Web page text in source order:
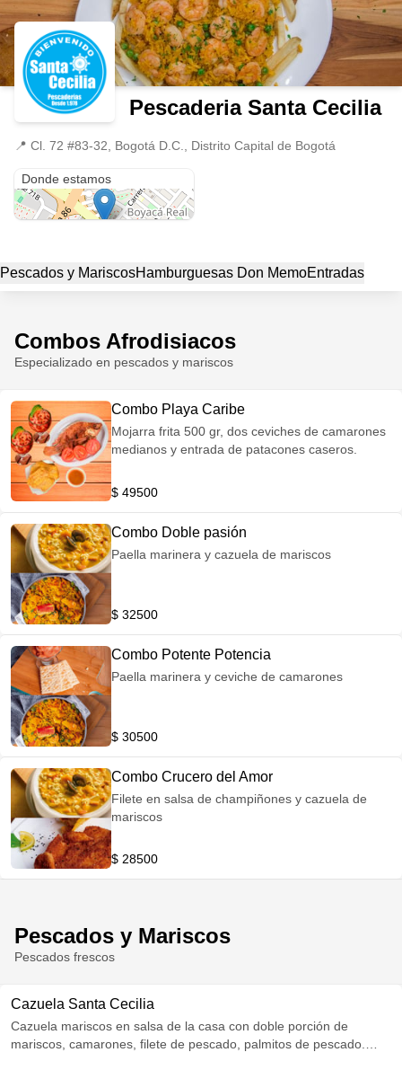
Pescaderia Santa Cecilia
📍 Cl. 72 #83-32, Bogotá D.C., Distrito Capital de Bogotá
Donde estamos
Pescados y MariscosHamburguesas Don MemoEntradas
Combos Afrodisiacos
Especializado en pescados y mariscos
Combo Playa Caribe
Mojarra frita 500 gr, dos ceviches de camarones
medianos y entrada de patacones caseros.
$ 49500
Combo Doble pasión
Paella marinera y cazuela de mariscos
$ 32500
Combo Potente Potencia
Paella marinera y ceviche de camarones
$ 30500
Combo Crucero del Amor
Filete en salsa de champiñones y cazuela de
mariscos
$ 28500
Pescados y Mariscos
Pescados frescos
Cazuela Santa Cecilia
Cazuela mariscos en salsa de la casa con doble porción de
mariscos, camarones, filete de pescado, palmitos de pescado.